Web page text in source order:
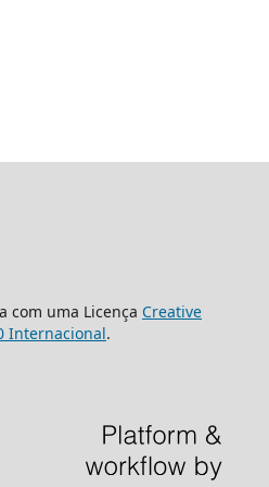
com uma Licença Creative
Internacional.